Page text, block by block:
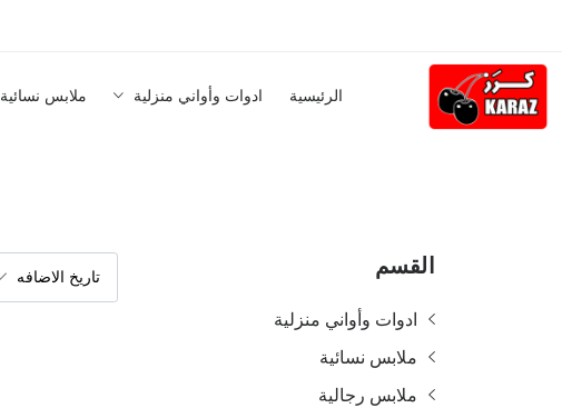
الرئيسية ادوات وأواني منزلية ملابس نسائية
القسم
ادوات وأواني منزلية
ملابس نسائية
ملابس رجالية